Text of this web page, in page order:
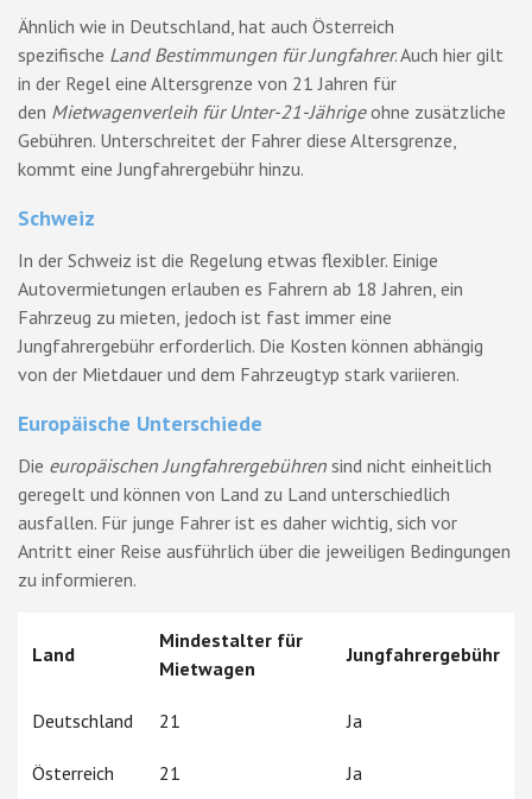
Ähnlich wie in Deutschland, hat auch Österreich
spezifische Land Bestimmungen für Jungfahrer. Auch hier gilt
in der Regel eine Altersgrenze von 21 Jahren für
den Mietwagenverleih für Unter-21-Jährigeohne zusätzliche
Gebühren. Unterschreitet der Fahrer diese Altersgrenze,
kommt eine Jungfahrergebühr hinzu.
Schweiz
In der Schweiz ist die Regelung etwas flexibler. Einige
Autovermietungen erlauben es Fahrern ab 18 Jahren, ein
Fahrzeug zu mieten, jedoch ist fast immer eine
Jungfahrergebühr erforderlich. Die Kosten können abhängig
von der Mietdauer und dem Fahrzeugtyp stark variieren.
Europäische Unterschiede
Die europäischen Jungfahrergebühren sind nicht einheitlich
geregelt und können von Land zu Land unterschiedlich
ausfallen. Für junge Fahrer ist es daher wichtig, sich vor
Antritt einer Reise ausführlich über die jeweiligen Bedingungen
zu informieren.
Land
Mindestalter für
Mietwagen
Jungfahrergebühr
Deutschland 21 Ja
Österreich 21 Ja